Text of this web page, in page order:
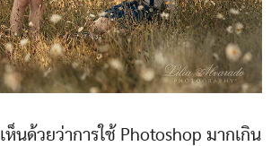
นด้วยว่าการใช้ Photoshop มากเกิน